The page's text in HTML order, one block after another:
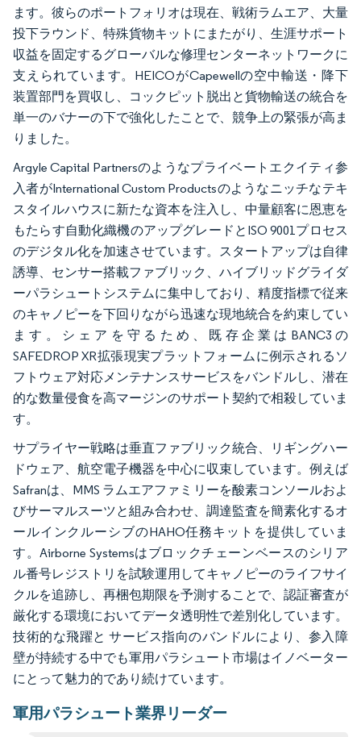
ます。彼らのポートフォリオは現在、戦術ラムエア、大量
投下ラウンド、特殊貨物キットにまたがり、生涯サポート
収益を固定するグローバルな修理センターネットワークに
支えられています。HEICOがCapewellの空中輸送・降下
装置部門を買収し、コックピット脱出と貨物輸送の統合を
単一のバナーの下で強化したことで、競争上の緊張が高ま
りました。
Argyle Capital Partnersのようなプライベートエクイティ参
入者がInternational Custom Productsのようなニッチなテキ
スタイルハウスに新たな資本を注入し、中量顧客に恩恵を
もたらす自動化織機のアップグレードとISO 9001プロセス
のデジタル化を加速させています。スタートアップは自律
誘導、センサー搭載ファブリック、ハイブリッドグライダ
ーパラシュートシステムに集中しており、精度指標で従来
のキャノピーを下回りながら迅速な現地統合を約束してい
ます。シェアを守るため、既存企業はBANC3の
SAFEDROP XR拡張現実プラットフォームに例示されるソ
フトウェア対応メンテナンスサービスをバンドルし、潜在
的な数量侵食を高マージンのサポート契約で相殺していま
す。
サプライヤー戦略は垂直ファブリック統合、リギングハー
ドウェア、航空電子機器を中心に収束しています。例えば
Safranは、MMS ラムエアファミリーを酸素コンソールおよ
びサーマルスーツと組み合わせ、調達監査を簡素化するオ
ールインクルーシブのHAHO任務キットを提供していま
す。Airborne Systemsはブロックチェーンベースのシリア
ル番号レジストリを試験運用してキャノピーのライフサイ
クルを追跡し、再梱包期限を予測することで、認証審査が
厳化する環境においてデータ透明性で差別化しています。
技術的な飛躍と サービス指向のバンドルにより、参入障
壁が持続する中でも軍用パラシュート市場はイノベーター
にとって魅力的であり続けています。
軍用パラシュート業界リーダー